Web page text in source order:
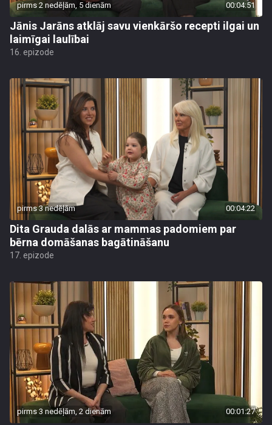
pirms 2 nedēļām, 5 dienām 00:04:51
Jānis Jarāns atklāj savu vienkāršo recepti ilgai un
laimīgai laulībai
16. epizode
pirms 3 nedēļām 00:04:22
Dita Grauda dalās ar mammas padomiem par
bērna domāšanas bagātināšanu
17. epizode
pirms 3 nedēļām, 2 dienām 00:01:27